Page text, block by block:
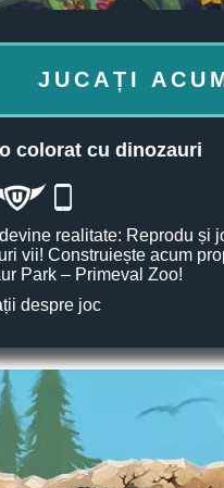
JUCAȚI
colorat cu dinozauri
realitate: Reprodu și
vii! Construiește acum
Park – Primeval Zoo!
despre joc